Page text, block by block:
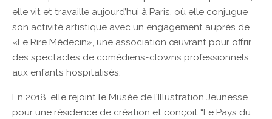
elle vit et travaille aujourd’hui à Paris, où elle conjugue
son activité artistique avec un engagement auprès de
«Le Rire Médecin», une association œuvrant pour offrir
des spectacles de comédiens-clowns professionnels
aux enfants hospitalisés.
En 2018, elle rejoint le Musée de l’Illustration Jeunesse
pour une résidence de création et conçoit “Le Pays du